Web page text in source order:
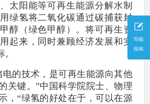
写稿
投稿
太阳能等可再生能源分解水制
绿氢将二氧化碳通过碳捕获封
醇（绿色甲醇）。将可再生资
起来，同时兼顾经济发展和实
电的技术，是可再生能源向其他
关键。”中国科学院院士、物理
，“绿氢的好处在于，可以在源